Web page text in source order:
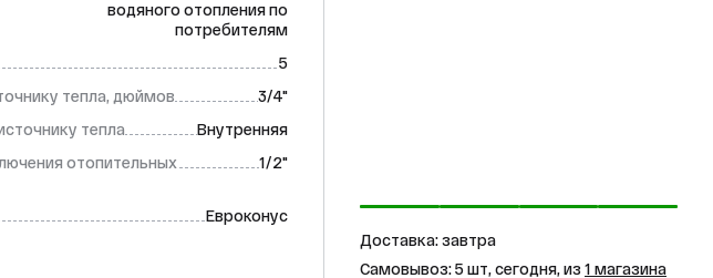
водяного отопления по
потребителям
5
тепла, дюймов
3/4"
тепла
Внутренняя
отопительных
1/2"
Евроконус
Доставка: завтра
Самовывоз: 5 шт, сегодня, из 1 магазина